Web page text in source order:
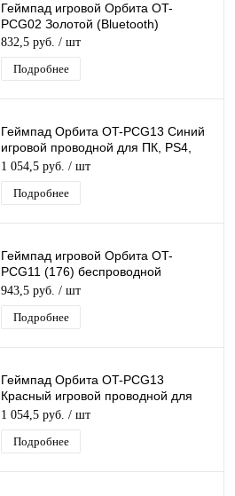
Геймпад игровой Орбита OT-
PCG02 Золотой (Bluetooth)
832,5 руб. / шт
Подробнее
Геймпад Орбита OT-PCG13 Синий
игровой проводной для ПК, PS4,
шнур USB 1,5м, вибрация
1 054,5 руб. / шт
Подробнее
Геймпад игровой Орбита OT-
PCG11 (176) беспроводной
джойстик совместим с ps1/ps2/ps3 /
win7/win8
943,5 руб. / шт
Подробнее
Геймпад Орбита OT-PCG13
Красный игровой проводной для
ПК, PS4, шнур USB 1,5м, вибрация
1 054,5 руб. / шт
Подробнее